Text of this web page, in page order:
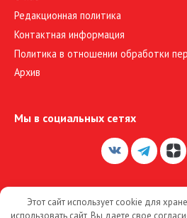
Редакционная политика
Контактная информация
Политика в отношении обработки
Архив
Мы в социальных сетях
© 2026 Большое Радио
Этот сайт использует cookie для
использовать сайт, Вы даете свое